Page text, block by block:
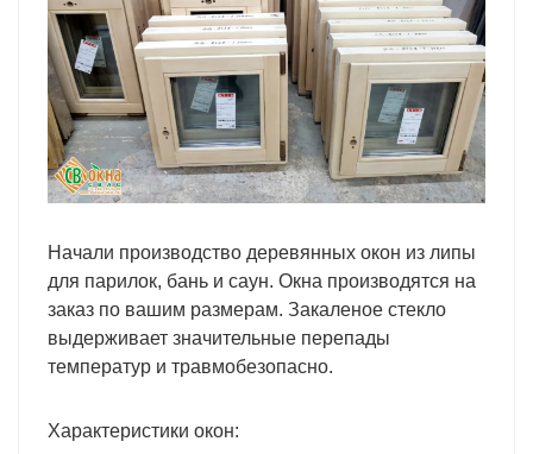
Начали производство деревянных окон из липы
для парилок, бань и саун. Окна производятся на
заказ по вашим размерам. Закаленое стекло
выдерживает значительные перепады
температур и травмобезопасно.
Характеристики окон: